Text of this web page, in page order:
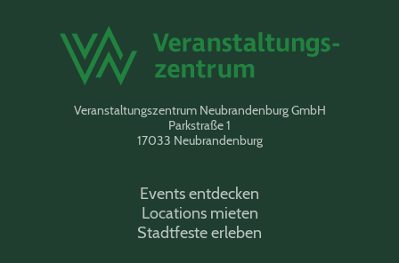
Veranstaltungszentrum Neubrandenburg GmbH
Parkstraße 1
17033 Neubrandenburg
Events entdecken
Locations mieten
Stadtfeste erleben